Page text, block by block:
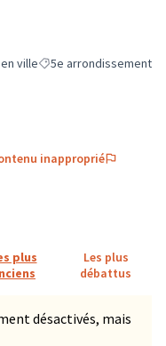
: Environnement et
villeFiltrer les résultats
5e arrondissement
inapproprié
plus
Les plus
débattus
désactivés, mais